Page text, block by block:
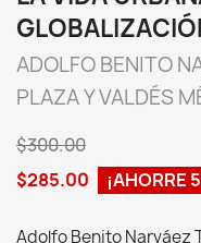
ADOLFO BENITO
PLAZA Y VALDÉS
$300.00
$285.00
¡AHORRE
Adolfo Benito Narváez